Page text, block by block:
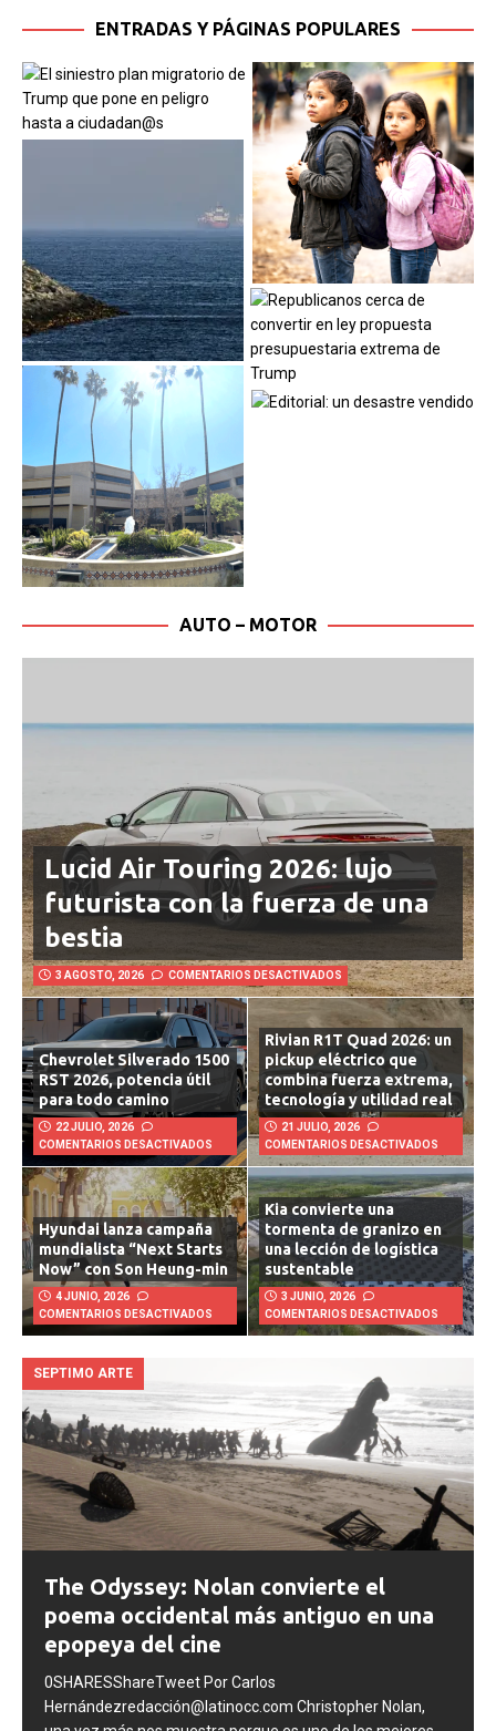
Lucid Air Touring 2026: lujo
futurista con la fuerza de una
bestia
3 AGOSTO, 2026 COMENTARIOS DESACTIVADOS
Chevrolet Silverado 1500
RST 2026, potencia útil
para todo camino
22 JULIO, 2026
COMENTARIOS DESACTIVADOS
Rivian R1T Quad 2026: un
pickup eléctrico que
combina fuerza extrema,
tecnología y utilidad real
21 JULIO, 2026
COMENTARIOS DESACTIVADOS
Hyundai lanza campaña
mundialista “Next Starts
Now” con Son Heung-min
4 JUNIO, 2026
COMENTARIOS DESACTIVADOS
Kia convierte una
tormenta de granizo en
una lección de logística
sustentable
3 JUNIO, 2026
COMENTARIOS DESACTIVADOS
SEPTIMO ARTE
The Odyssey: Nolan convierte el
poema occidental más antiguo en una
epopeya del cine
0SHARESShareTweet Por Carlos
Hernándezredacción@latinocc.com Christopher Nolan,